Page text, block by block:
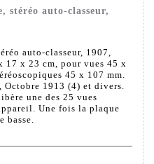
stéréo auto-classeur,
auto-classeur, 1907,
17 x 23 cm, pour vues 45 x
45 x 107 mm.
1913 (4) et divers.
une des 25 vues
Une fois la plaque
basse.